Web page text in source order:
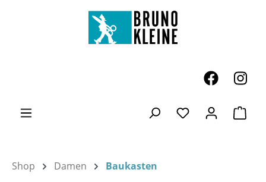
Zum Hauptinhalt springen
Du hast 0
Shop Damen Baukasten